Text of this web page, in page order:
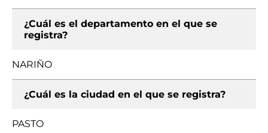
¿Cuál es el departamento en el que se
registra?
NARIÑO
¿Cuál es la ciudad en el que se registra?
PASTO